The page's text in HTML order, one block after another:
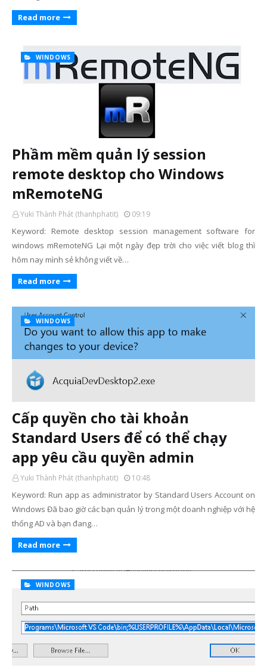
Read more
WINDOWS
Phầm mềm quản lý session
remote desktop cho Windows
mRemoteNG
Yuki Thành Phát (thanhphatit) 09:19
Keyword: Remote desktop session management software for
windows mRemoteNG Lại một ngày đẹp trời cho việc viết blog thì
hôm nay mình sẻ không viết về…
Read more
WINDOWS
Cấp quyền cho tài khoản
Standard Users để có thể chạy
app yêu cầu quyền admin
Yuki Thành Phát (thanhphatit) 10:48
Keyword: Run app as administrator by Standard Users Account on
Windows Đã bao giờ các bạn quản lý trong một doanh nghiệp với hệ
thống AD và bạn đang…
Read more
WINDOWS